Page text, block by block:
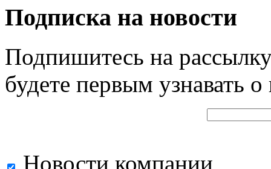
Подписка на новости
Подпишитесь на
будете первым узнавать
Новости компании